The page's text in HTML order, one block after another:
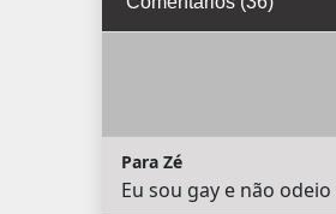
Para Zé
Eu sou gay e não